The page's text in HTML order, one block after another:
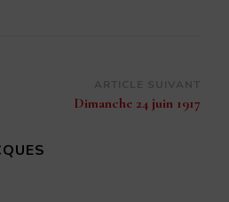
Dimanche 24 juin 1917